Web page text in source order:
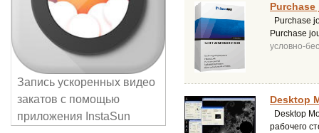
Purchase
Purchase
Purchase
условно-
Desktop
Desktop
рабочего
Запись ускоренных видео
закатов с помощью
приложения InstaSun